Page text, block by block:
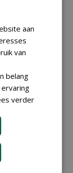
aan
van
belang
verder